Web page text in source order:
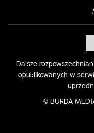
Dalsze
opublikowanych w
© BURDA